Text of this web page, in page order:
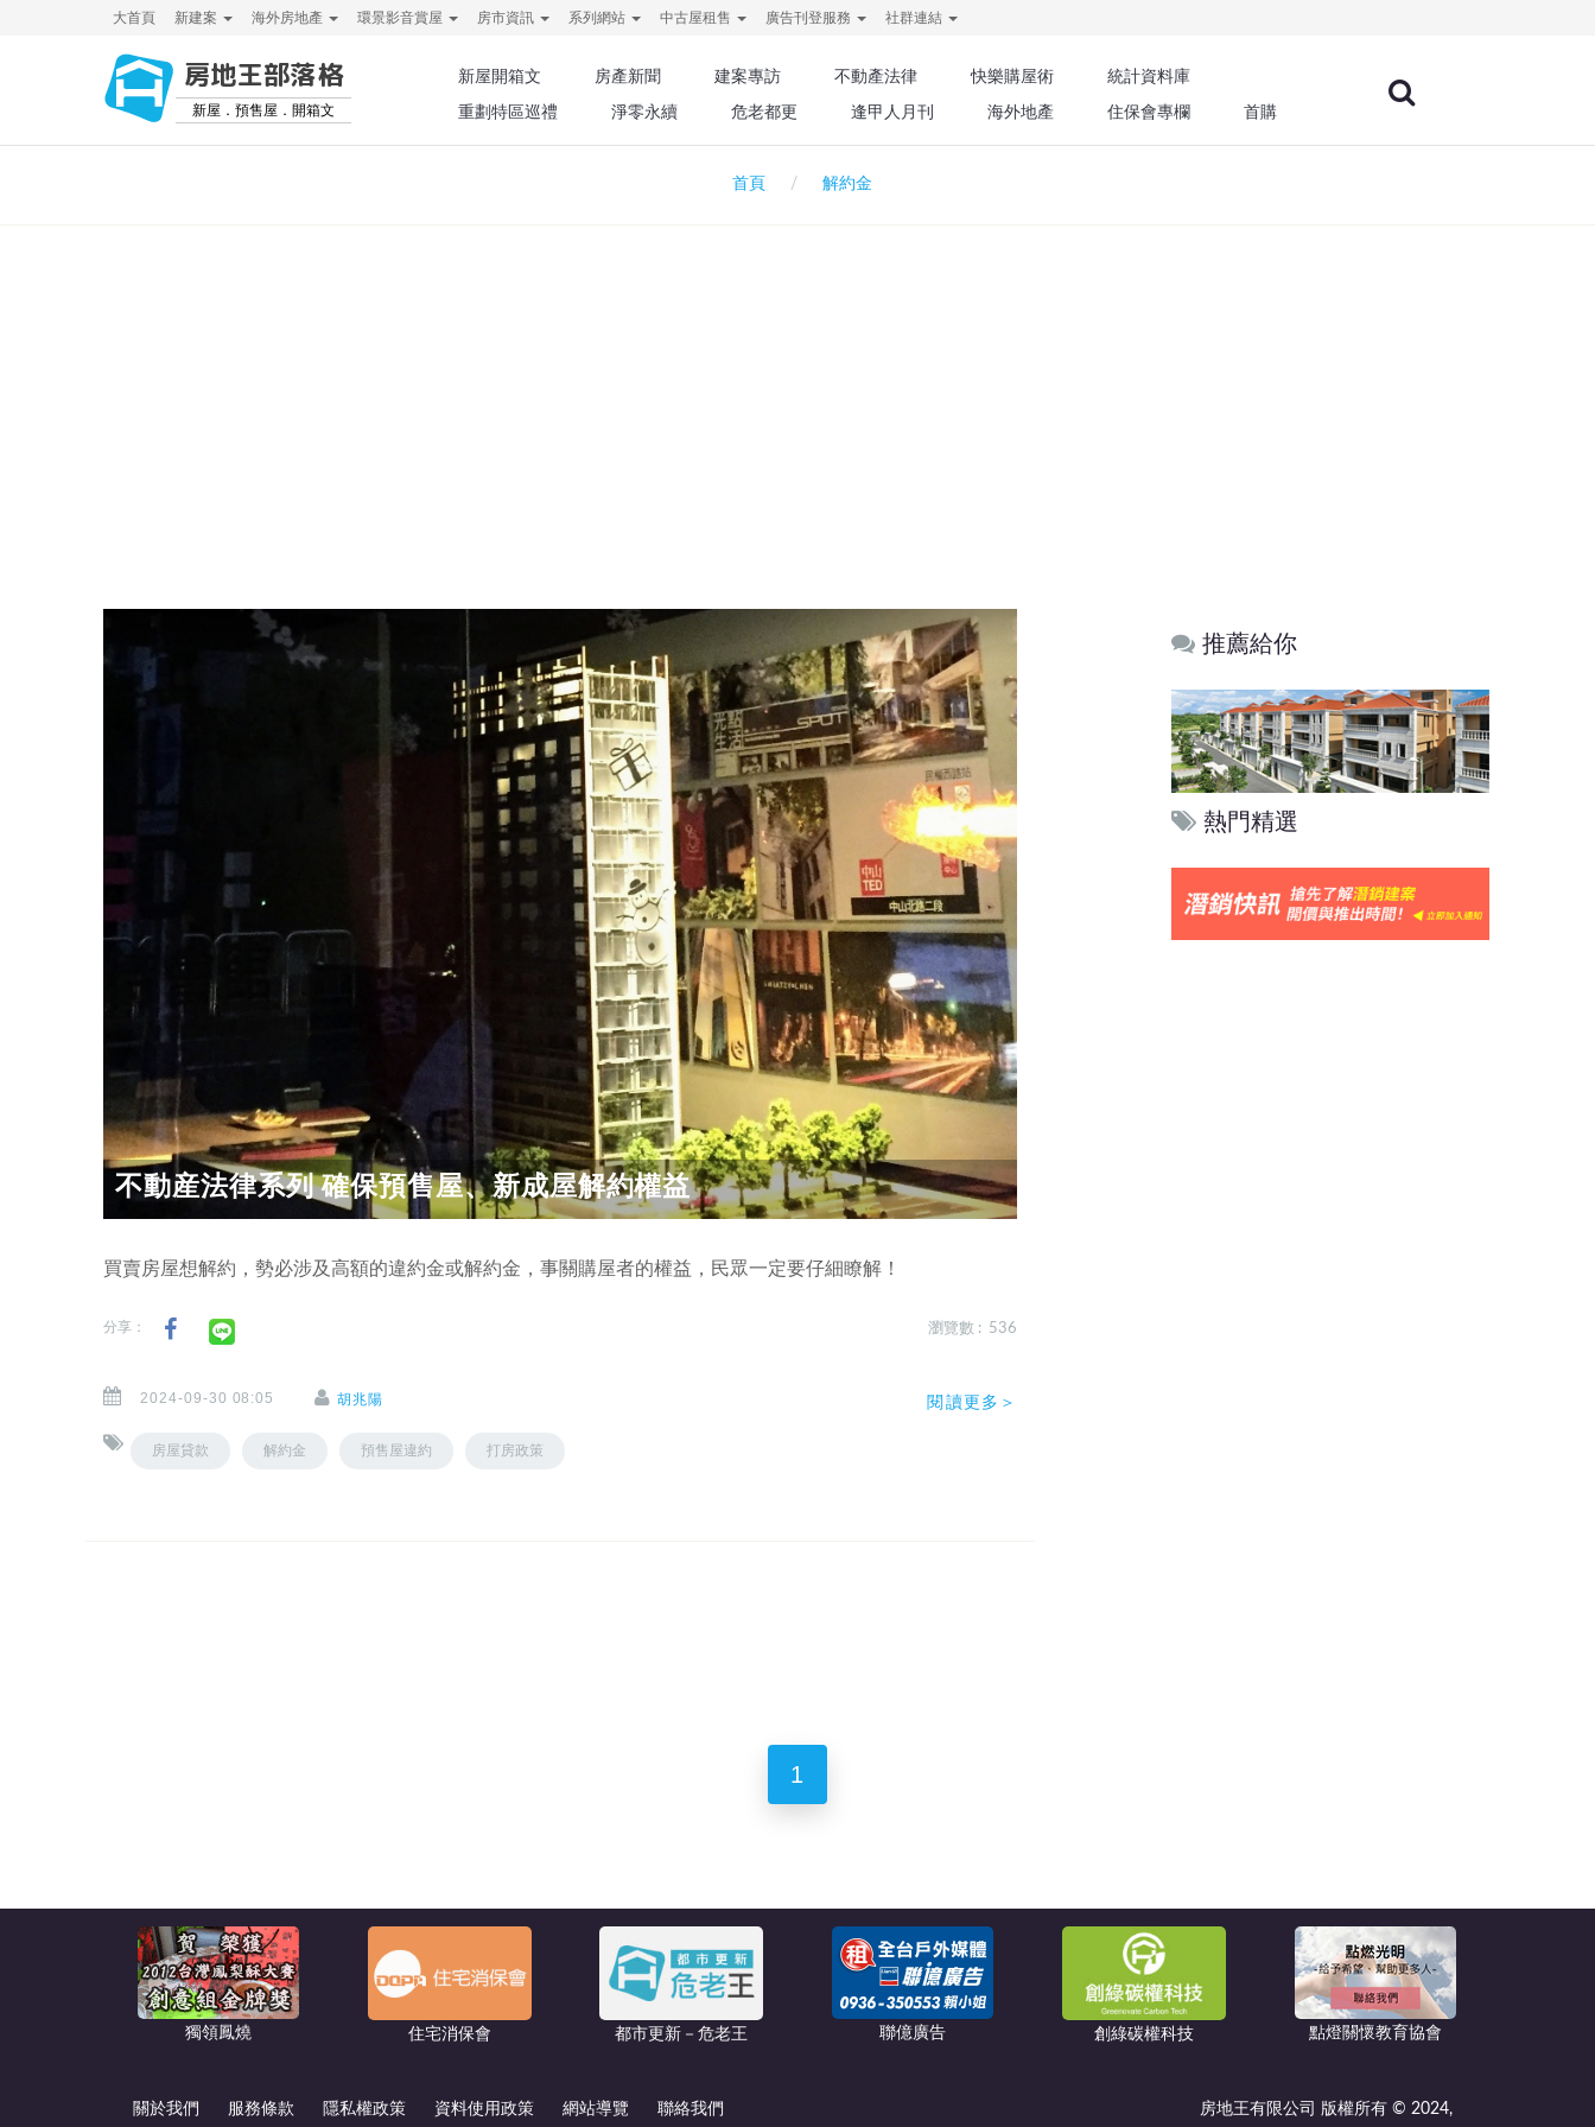
大首頁 新建案 海外房地產 環景影音賞屋 房市資訊 系列網站 中古屋租售 廣告刊登服務 社群連結
房地王部落格
新屋．預售屋．開箱文
新屋開箱文 房產新聞 建案專訪 不動產法律 快樂購屋術
統計資料庫
重劃特區巡禮
淨零永續 危老都更 逢甲人月刊 海外地產 住保會專欄 首購
首頁 解約金
不動産法律系列 確保預售屋、新成屋解約權益
買賣房屋想解約，勢必涉及高額的違約金或解約金，事關購屋者的權益，民眾一定要仔細瞭解！
分享： 瀏覽數 : 536
2024-09-30 08:05 胡兆陽
房屋貸款 解約金 預售屋違約 打房政策
閱讀更多＞
推薦給你
熱門精選
1
獨領鳳燒 住宅消保會 都市更新－危老王 聯億廣告 創綠碳權科技 點燈關懷教育協會
關於我們 服務條款 隱私權政策 資料使用政策 網站導覽 聯絡我們 房地王有限公司 版權所有 © 2024,